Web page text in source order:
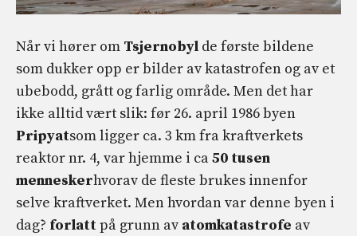
Når vi hører om Tsjernobyl de første bildene
som dukker opp er bilder av katastrofen og av et
ubebodd, grått og farlig område. Men det har
ikke alltid vært slik: før 26. april 1986 byen
Pripyatsom ligger ca. 3 km fra kraftverkets
reaktor nr. 4, var hjemme i ca50 tusen
menneskerhvorav de fleste brukes innenfor
selve kraftverket. Men hvordan var denne byen i
dag? forlattpå grunn av atomkatastrofe av